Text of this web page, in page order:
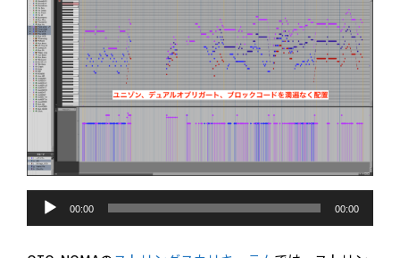
音
プ
00:00 00:00